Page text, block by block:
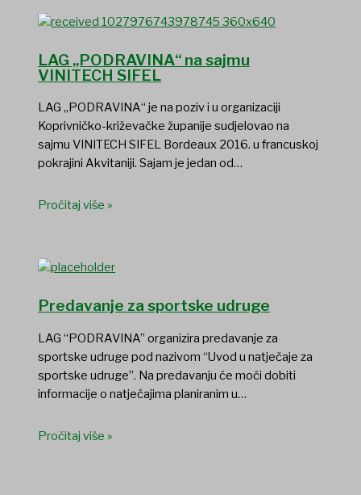
LAG „PODRAVINA“ na sajmu
VINITECH SIFEL
LAG „PODRAVINA“ je na poziv i u organizaciji
Koprivničko-križevačke županije sudjelovao na
sajmu VINITECH SIFEL Bordeaux 2016. u francuskoj
pokrajini Akvitaniji. Sajam je jedan od…
Pročitaj više »
Predavanje za sportske udruge
LAG “PODRAVINA” organizira predavanje za
sportske udruge pod nazivom “Uvod u natječaje za
sportske udruge”. Na predavanju će moći dobiti
informacije o natječajima planiranim u…
Pročitaj više »